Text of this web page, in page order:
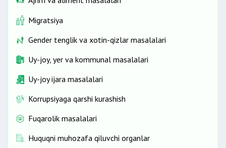
Migratsiya
Gender tenglik va xotin-qizlar masalalari
Uy-joy, yer va kommunal masalalari
Uy-joy ijara masalalari
Korrupsiyaga qarshi kurashish
Fuqarolik masalalari
Huquqni muhozafa qiluvchi organlar